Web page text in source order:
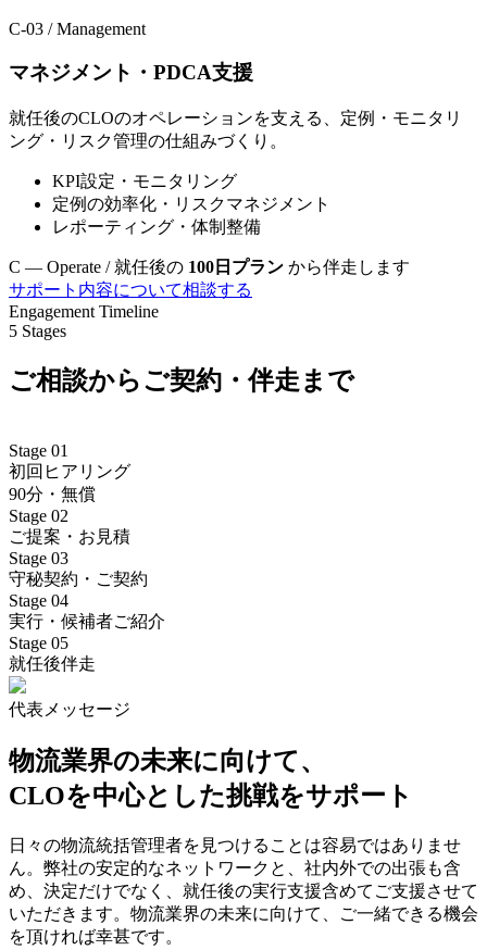
C-03 / Management
マネジメント・PDCA支援
就任後のCLOのオペレーションを支える、定例・モニタリ
ング・リスク管理の仕組みづくり。
KPI設定・モニタリング
定例の効率化・リスクマネジメント
レポーティング・体制整備
C — Operate / 就任後の 100日プラン から伴走します
サポート内容について相談する
Engagement Timeline
5 Stages
ご相談からご契約・伴走まで
Stage 01
初回ヒアリング
90分・無償
Stage 02
ご提案・お見積
Stage 03
守秘契約・ご契約
Stage 04
実行・候補者ご紹介
Stage 05
就任後伴走
代表メッセージ
物流業界の未来に向けて、
CLOを中心とした挑戦をサポート
日々の物流統括管理者を見つけることは容易ではありませ
ん。 弊社の安定的なネットワークと、社内外での出張も含
め、決定だけでなく、就任後の実行支援含めてご支援させて
いただきます。物流業界の未来に向けて、ご一緒できる機会
を頂ければ幸甚です。